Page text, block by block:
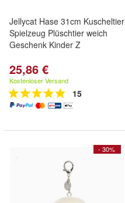
Jellycat Hase 31cm Kuscheltier
Spielzeug Plüschtier weich
Geschenk Kinder Z
25,86 €
Kostenloser Versand
15
- 30%